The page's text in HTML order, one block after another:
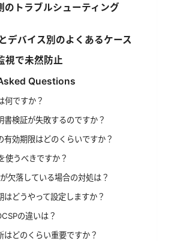
のトラブルシューティング
デバイス別のよくあるケース
視で未然防止
Questions
何ですか？
書検証が失敗するのですか？
有効期限はどのくらいですか？
使うべきですか？
欠落している場合の対処は？
はどうやって設定しますか？
の違いは？
はどのくらい重要ですか？